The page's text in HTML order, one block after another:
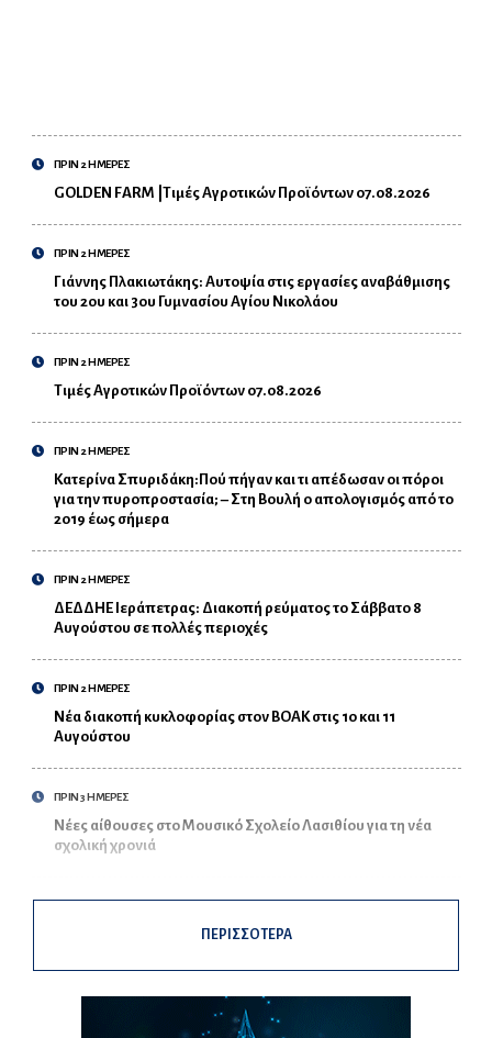
ΠΡΙΝ 2 ΗΜΕΡΕΣ
GOLDEN FARM |Τιμές Αγροτικών Προϊόντων 07.08.2026
ΠΡΙΝ 2 ΗΜΕΡΕΣ
Γιάννης Πλακιωτάκης: Αυτοψία στις εργασίες αναβάθμισης
του 2ου και 3ου Γυμνασίου Αγίου Νικολάου
ΠΡΙΝ 2 ΗΜΕΡΕΣ
Τιμές Αγροτικών Προϊόντων 07.08.2026
ΠΡΙΝ 2 ΗΜΕΡΕΣ
Κατερίνα Σπυριδάκη:Πού πήγαν και τι απέδωσαν οι πόροι
για την πυροπροστασία; – Στη Βουλή ο απολογισμός από το
2019 έως σήμερα
ΠΡΙΝ 2 ΗΜΕΡΕΣ
ΔΕΔΔΗΕ Ιεράπετρας: Διακοπή ρεύματος το Σάββατο 8
Αυγούστου σε πολλές περιοχές
ΠΡΙΝ 2 ΗΜΕΡΕΣ
Νέα διακοπή κυκλοφορίας στον ΒΟΑΚ στις 10 και 11
Αυγούστου
ΠΡΙΝ 3 ΗΜΕΡΕΣ
Νέες αίθουσες στο Μουσικό Σχολείο Λασιθίου για τη νέα
σχολική χρονιά
ΠΕΡΙΣΣΟΤΕΡΑ